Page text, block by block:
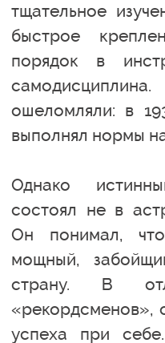
тщательное
быстрое
порядок в
ошеломляли: в
выполнял нормы
Однако
состоял не в
Он понимал,
мощный,
страну. В
«рекордсменов»,
успеха при